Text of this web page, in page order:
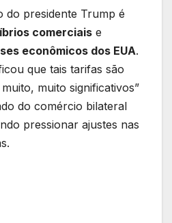
do presidente Trump é
comerciais e
econômicos dos EUA.
que tais tarifas são
muito significativos”
do comércio bilateral
pressionar ajustes nas